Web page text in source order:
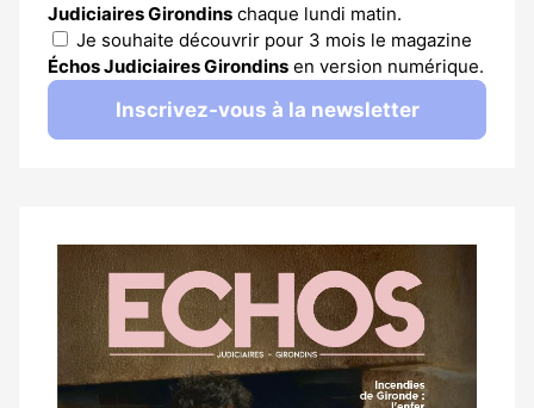
Judiciaires Girondins chaque lundi matin.
Je souhaite découvrir pour 3 mois le magazine
Échos Judiciaires Girondins en version numérique.
Inscrivez-vous à la newsletter
Notre
dernier
magazine